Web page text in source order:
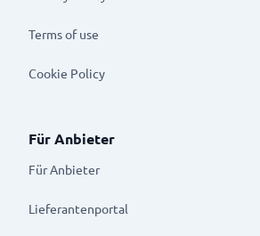
Terms of use
Cookie Policy
Für Anbieter
Für Anbieter
Lieferantenportal